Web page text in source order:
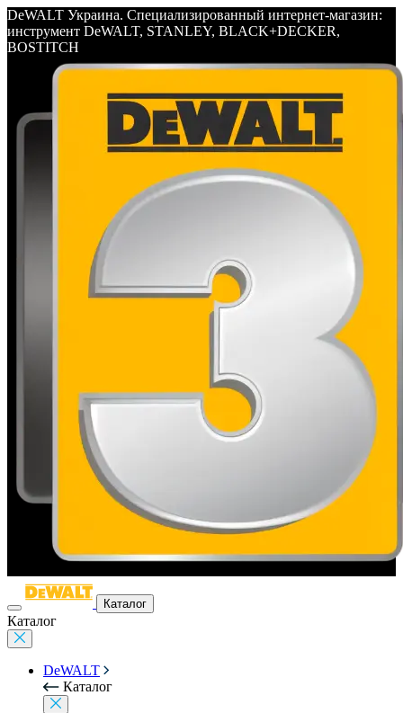
DeWALT Украина. Специализированный интернет-магазин:
инструмент DeWALT, STANLEY, BLACK+DECKER,
BOSTITCH
Каталог
Каталог
DeWALT
Каталог